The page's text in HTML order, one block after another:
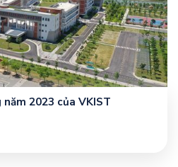
2023 của VKIST